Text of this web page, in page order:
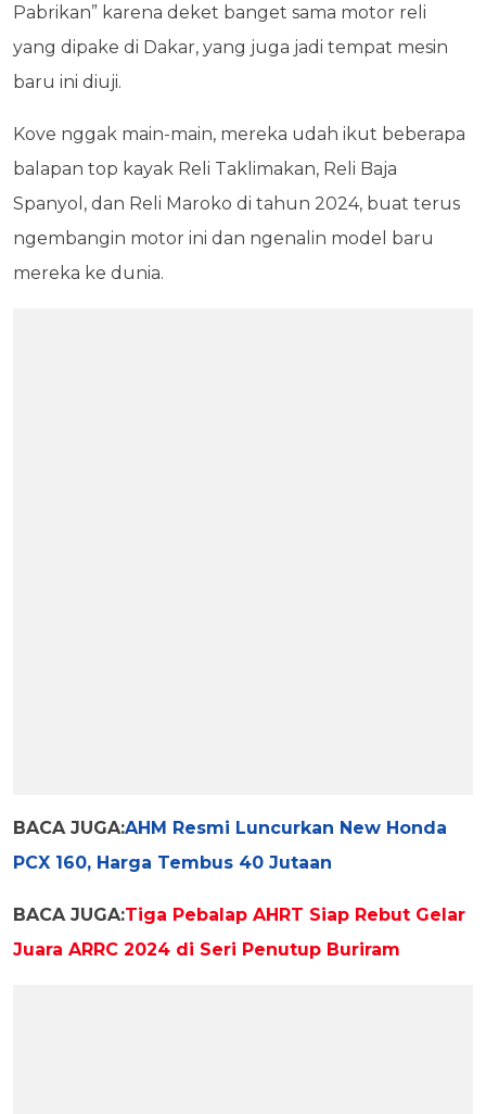
Pabrikan” karena deket banget sama motor reli
yang dipake di Dakar, yang juga jadi tempat mesin
baru ini diuji.
Kove nggak main-main, mereka udah ikut beberapa
balapan top kayak Reli Taklimakan, Reli Baja
Spanyol, dan Reli Maroko di tahun 2024, buat terus
ngembangin motor ini dan ngenalin model baru
mereka ke dunia.
BACA JUGA:AHM Resmi Luncurkan New Honda
PCX 160, Harga Tembus 40 Jutaan
BACA JUGA:Tiga Pebalap AHRT Siap Rebut Gelar
Juara ARRC 2024 di Seri Penutup Buriram